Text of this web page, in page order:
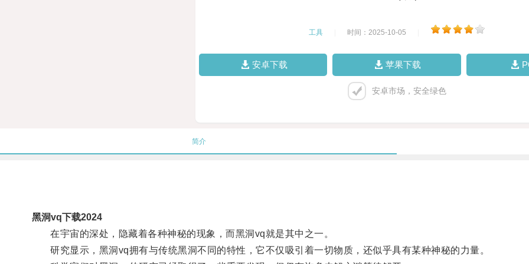
工具 时间：2025-10-05
安卓下载 苹果下载
安卓市场，安全绿色
简介
黑洞vq下载2024
在宇宙的深处，隐藏着各种神秘的现象，而黑洞vq就是其中之一。
研究显示，黑洞vq拥有与传统黑洞不同的特性，它不仅吸引着一切物质，还似乎具有某种神秘的力量。